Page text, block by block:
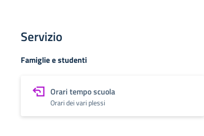
Servizio
Famiglie e studenti
Orari tempo scuola
Orari dei vari plessi